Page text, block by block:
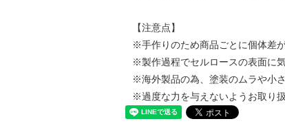
【注意点】
※手作りのため商品ごとに個体差
※製作過程でセルロースの表面に
※海外製品の為、塗装のムラや小
※過度な力を与えないようお取り